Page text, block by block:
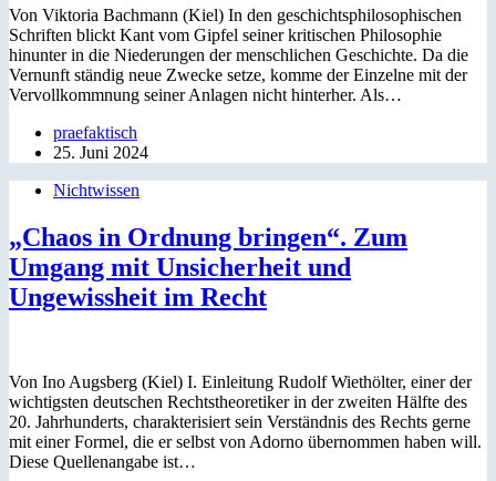
Von Viktoria Bachmann (Kiel) In den geschichtsphilosophischen
Schriften blickt Kant vom Gipfel seiner kritischen Philosophie
hinunter in die Niederungen der menschlichen Geschichte. Da die
Vernunft ständig neue Zwecke setze, komme der Einzelne mit der
Vervollkommnung seiner Anlagen nicht hinterher. Als…
praefaktisch
25. Juni 2024
Nichtwissen
„Chaos in Ordnung bringen“. Zum
Umgang mit Unsicherheit und
Ungewissheit im Recht
Von Ino Augsberg (Kiel) I. Einleitung Rudolf Wiethölter, einer der
wichtigsten deutschen Rechtstheoretiker in der zweiten Hälfte des
20. Jahrhunderts, charakterisiert sein Verständnis des Rechts gerne
mit einer Formel, die er selbst von Adorno übernommen haben will.
Diese Quellenangabe ist…